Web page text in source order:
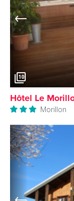
10
Hôtel Le
Morillon